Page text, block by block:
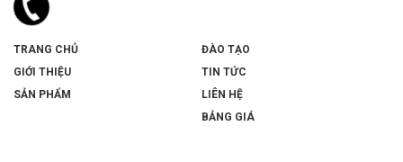
TRANG CHỦ
GIỚI THIỆU
SẢN PHẨM
ĐÀO TẠO
TIN TỨC
LIÊN HỆ
BẢNG GIÁ